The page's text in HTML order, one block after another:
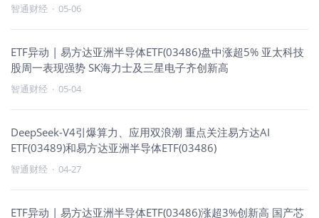
智通财经 · 05-06
ETF异动 | 易方达亚洲半导体ETF(03486)盘中涨超5% 亚太科技
股周一表现强势 SK海力士及三星电子齐创新高
智通财经 · 05-04
DeepSeek-V4引爆算力、应用双浪潮 重点关注易方达AI
ETF(03489)和易方达亚洲半导体ETF(03486)
智通财经 · 04-27
ETF异动 | 易方达亚洲半导体ETF(03486)涨超3%创新高 国产芯